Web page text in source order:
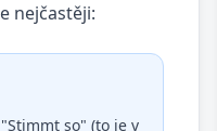
nejčastěji:
so" (to je v